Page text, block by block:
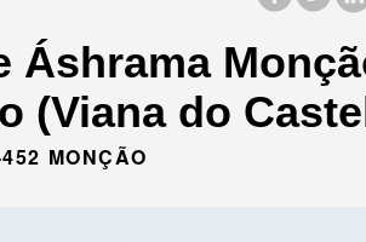
Áshrama
(Viana do
MONÇÃO